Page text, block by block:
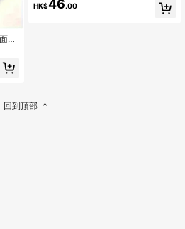
强
家
节
物存钱罐，圣诞节礼物
HK$46.00
回到頂部